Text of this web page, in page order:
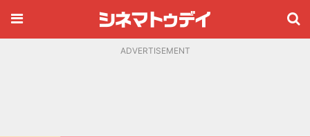
ADVERTISEMENT